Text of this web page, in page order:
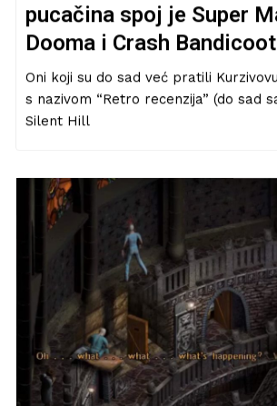
pucačina spoj je Super
Dooma i Crash
Oni koji su do sad već pratili
s nazivom “Retro recenzija” (do sad
Silent Hill